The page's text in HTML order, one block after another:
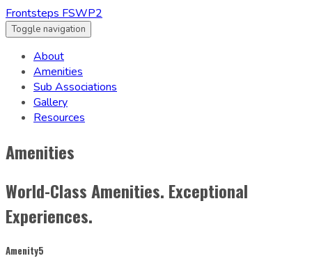
Frontsteps FSWP2
Toggle navigation
About
Amenities
Sub Associations
Gallery
Resources
Amenities
World-Class Amenities. Exceptional
Experiences.
Amenity5